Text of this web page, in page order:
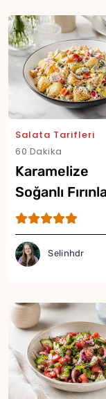
Salata Tarifleri
60 Dakika
Karamelize
Soğanlı
Patates
Tarifi
Selinhdr